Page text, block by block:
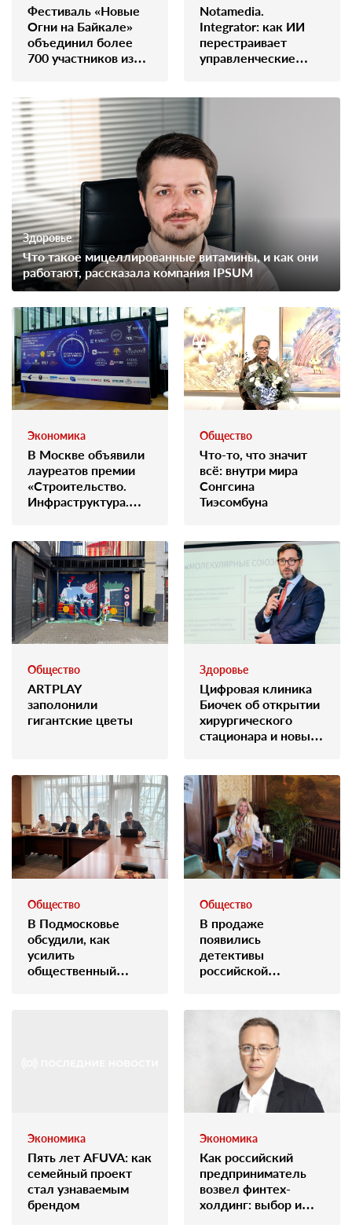
Фестиваль «Новые
Огни на Байкале»
объединил более
700 участников из
Notamedia.
Integrator: как ИИ
перестраивает
управленческие
Здоровье
Что такое мицеллированные витамины, и как они
работают, рассказала компания IPSUM
Экономика
В Москве объявили
лауреатов премии
«Строительство.
Инфраструктура.
Общество
Что-то, что значит
всё: внутри мира
Сонгсина
Тиэсомбуна
Общество
ARTPLAY
заполонили
гигантские цветы
Здоровье
Цифровая клиника
Биочек об открытии
хирургического
стационара и новых
Общество
В Подмосковье
обсудили, как
усилить
общественный
Общество
В продаже
появились
детективы
российской
реальных
преступлениях во
Франкфурте
Экономика
Пять лет AFUVA: как
семейный проект
стал узнаваемым
брендом
Экономика
Как российский
предприниматель
возвел финтех-
холдинг: выбор и